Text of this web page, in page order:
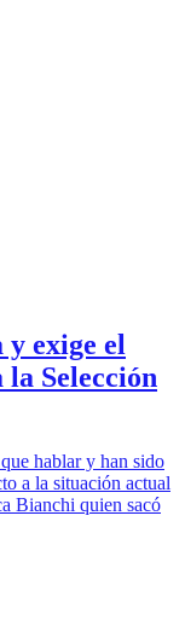
exige el
la Selección
hablar y han sido
a la situación actual
Bianchi quien sacó